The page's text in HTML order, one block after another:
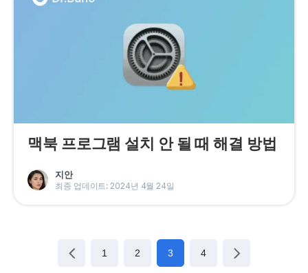
맥북 프로그램 설치 안 될 때 해결 방법
지안
최종 업데이트: 2024년 4월 24일
1 2 3 4